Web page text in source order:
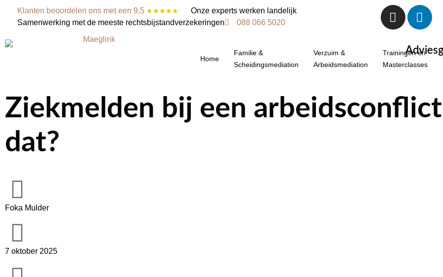
Klanten beoordelen ons met een 9,5 ★★★★★
Onze experts werken landelijk
Samenwerking met de meeste rechtsbijstandverzekeringen
088 066 5020
Home
Familie &
Scheidingsmediation
Verzuim &
Arbeidsmediation
Trainingen en
Masterclasses
Ziekmelden bij een
dat?
Foka Mulder
7 oktober 2025